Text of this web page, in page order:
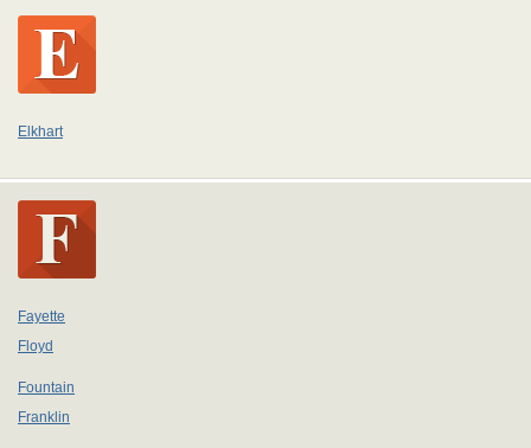
Elkhart
Fayette
Floyd
Fountain
Franklin